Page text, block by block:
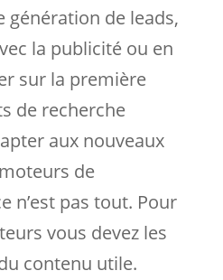
génération de leads,
la publicité ou en
sur la première
de recherche
aux nouveaux
de
n’est pas tout. Pour
vous devez les
contenu utile.